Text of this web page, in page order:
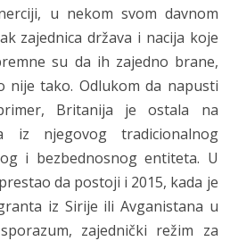
u nekom svom davnom
zajednica država i nacija koje
su da ih zajedno brane,
nije tako. Odlukom da napusti
Britanija je ostala na
iz njegovog tradicionalnog
i bezbednosnog entiteta. U
da postoji i 2015, kada je
iz Sirije ili Avganistana u
zajednički režim za